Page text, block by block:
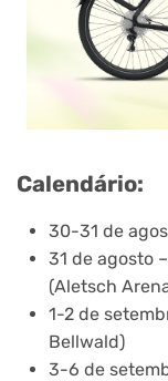
Calendário:
30-31 de
31 de agosto
(Aletsch
1-2 de
Bellwald)
3-6 de